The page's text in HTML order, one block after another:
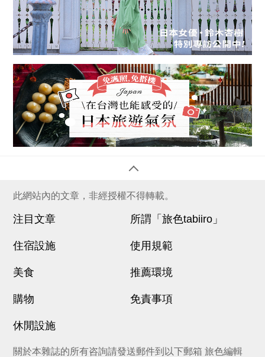
此網站內的文章，非經授權不得轉載。
注目文章
住宿設施
美食
購物
休閒設施
所謂「旅色tabiiro」
使用規範
推薦環境
免責事項
關於本雜誌的所有咨詢請發送郵件到以下郵箱 旅色編輯